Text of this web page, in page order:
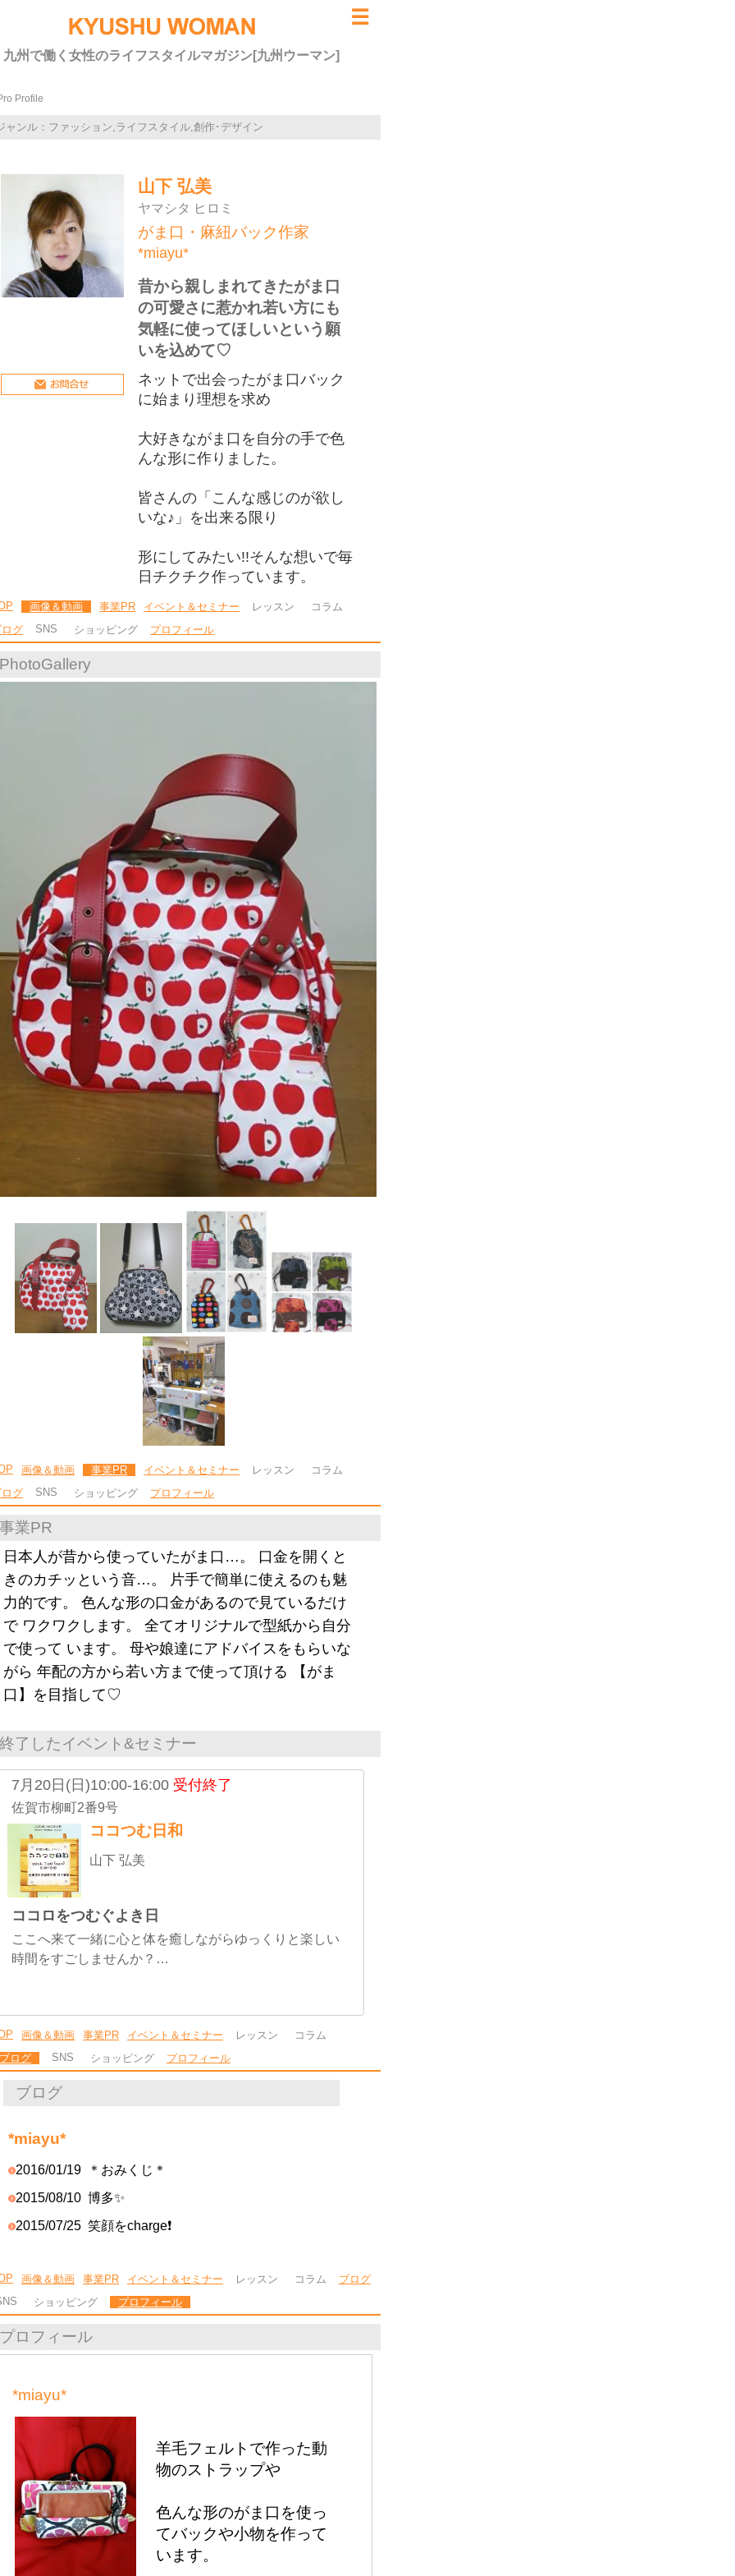
☰
九州で働く女性のライフスタイルマガジン[九州ウーマン]
Profile
ャンル：ファッション,ライフスタイル,創作･デザイン
山下 弘美
ヤマシタ ヒロミ
がま口・麻紐バック作家
*miayu*
昔から親しまれてきたがま口
の可愛さに惹かれ若い方にも
気軽に使ってほしいという願
いを込めて♡
ネットで出会ったがま口バック
に始まり理想を求め
大好きながま口を自分の手で色
んな形に作りました。
皆さんの「こんな感じのが欲し
いな♪」を出来る限り
形にしてみたい!!そんな想いで毎
日チクチク作っています。
画像＆動画 事業PR イベント＆セミナー レッスン
コラム
グ
SNS ショッピング プロフィール
PhotoGallery
画像＆動画 事業PR イベント＆セミナー レッスン
コラム
グ
SNS ショッピング プロフィール
事業PR
日本人が昔から使っていたがま口…。 口金を開くと
きのカチッという音…。 片手で簡単に使えるのも魅
力的です。 色んな形の口金があるので見ているだけ
で ワクワクします。 全てオリジナルで型紙から自分
で使って います。 母や娘達にアドバイスをもらいな
がら 年配の方から若い方まで使って頂ける 【がま
口】を目指して♡
終了したイベント&セミナー
7月20日(日)10:00-16:00 受付終了
佐賀市柳町2番9号
ココつむ日和
山下 弘美
ココロをつむぐよき日
ここへ来て一緒に心と体を癒しながらゆっくりと楽しい
時間をすごしませんか？…
画像＆動画 事業PR イベント＆セミナー レッスン
コラム
ブログ
SNS ショッピング プロフィール
ブログ
*miayu*
2016/01/19
＊おみくじ＊
2015/08/10 博多✨
2015/07/25 笑顔をcharge❗
画像＆動画 事業PR イベント＆セミナー レッスン コラム
ブログ
ショッピング プロフィール
プロフィール
*miayu*
羊毛フェルトで作った動
物のストラップや
色んな形のがま口を使っ
てバックや小物を作って
います。